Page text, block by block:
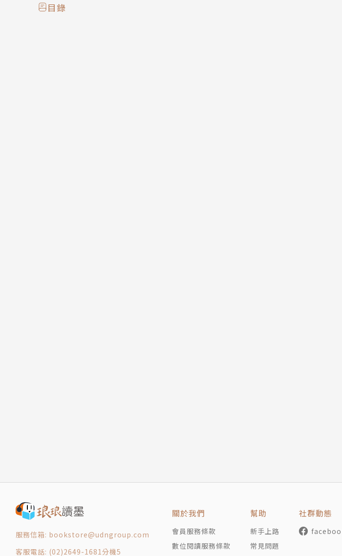
目錄
服務信箱: bookstore@udngroup.com
客服電話: (02)2649-1681分機5
關於我們
會員服務條款
數位閱讀服務條款
幫助
新手上路
常見問題
社群動態